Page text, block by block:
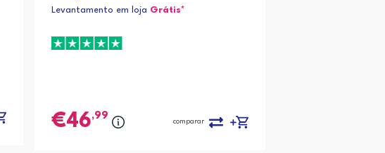
Levantamento em loja Grátis*
46,99
comparar